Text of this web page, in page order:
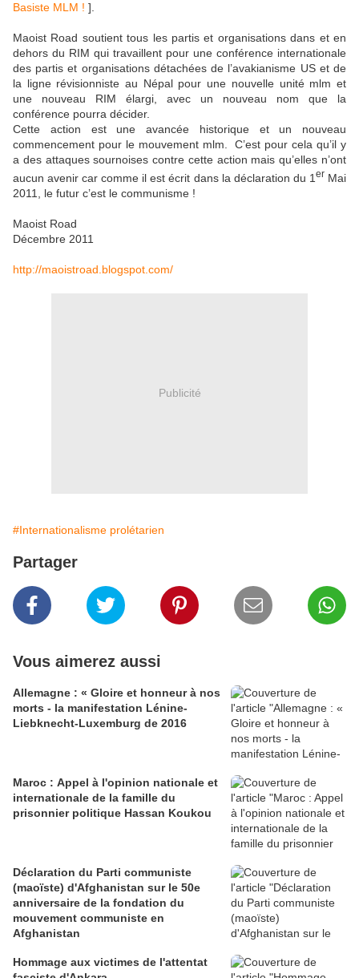
Basiste MLM ! ].
Maoist Road soutient tous les partis et organisations dans et en
dehors du RIM qui travaillent pour une conférence internationale
des partis et organisations détachées de l’avakianisme US et de
la ligne révisionniste au Népal pour une nouvelle unité mlm et
une nouveau RIM élargi, avec un nouveau nom que la
conférence pourra décider.
Cette action est une avancée historique et un nouveau
commencement pour le mouvement mlm.
C’est pour cela qu’il y
a des attaques sournoises contre cette action mais qu’elles n’ont
aucun avenir car comme il est écrit dans la déclaration du 1 er Mai
2011, le futur c’est le communisme !
Maoist Road
Décembre 2011
http://maoistroad.blogspot.com/
Publicité
#Internationalisme prolétarien
Partager
Vous aimerez aussi
Allemagne : « Gloire et honneur à nos
morts - la manifestation Lénine-
Liebknecht-Luxemburg de 2016
Maroc : Appel à l'opinion nationale et
internationale de la famille du
prisonnier politique Hassan Koukou
Déclaration du Parti communiste
(maoïste) d'Afghanistan sur le 50e
anniversaire de la fondation du
mouvement communiste en
Afghanistan
Hommage aux victimes de l'attentat